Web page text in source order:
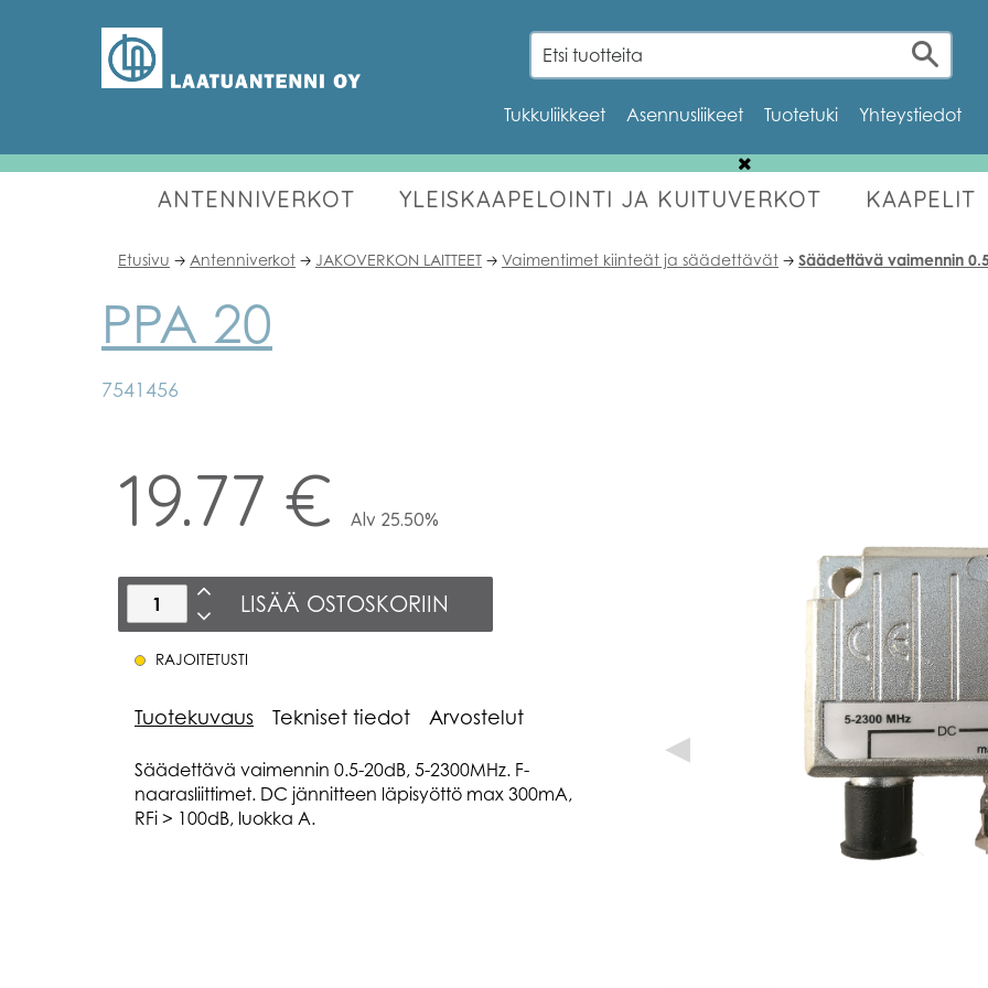
Tukkuliikkeet Asennusliikeet Tuotetuki Yhteystiedot
ANTENNIVERKOT YLEISKAAPELOINTI JA KUITUVERKOT
KAAPELIT
OUTLET
Etusivu 🡢 Antenniverkot 🡢 JAKOVERKON LAITTEET 🡢 Vaimentimet kiinteät ja säädettävät 🡢 Säädettävä vaimennin
PPA 20
7541456
19.77 € Alv 25.50%
LISÄÄ OSTOSKORIIN
RAJOITETUSTI
Tuotekuvaus Tekniset tiedot Arvostelut
Säädettävä vaimennin 0.5-20dB, 5-2300MHz. F-
naarasliittimet. DC jännitteen läpisyöttö max 300mA,
RFi > 100dB, luokka A.
◀